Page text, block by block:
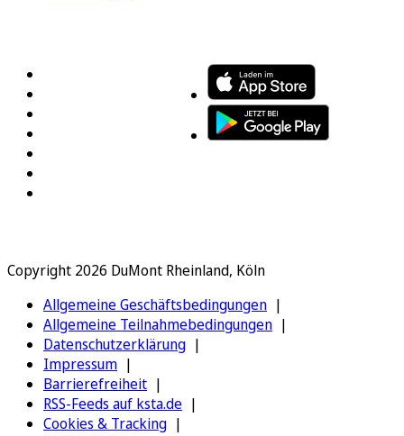
Copyright 2026 DuMont Rheinland, Köln
Allgemeine Geschäftsbedingungen
Allgemeine Teilnahmebedingungen
Datenschutzerklärung
Impressum
Barrierefreiheit
RSS-Feeds auf ksta.de
Cookies & Tracking